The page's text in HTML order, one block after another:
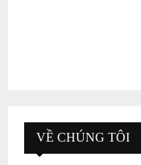
VỀ CHÚNG TÔI